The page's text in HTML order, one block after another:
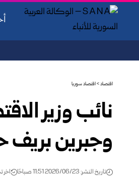
اقتصاد>اقتصاد سوريا
نائب وزير
وجبرين بريف
تاريخ النشر: 2026/06/23 11:51 صباحًا اخر تحديث: